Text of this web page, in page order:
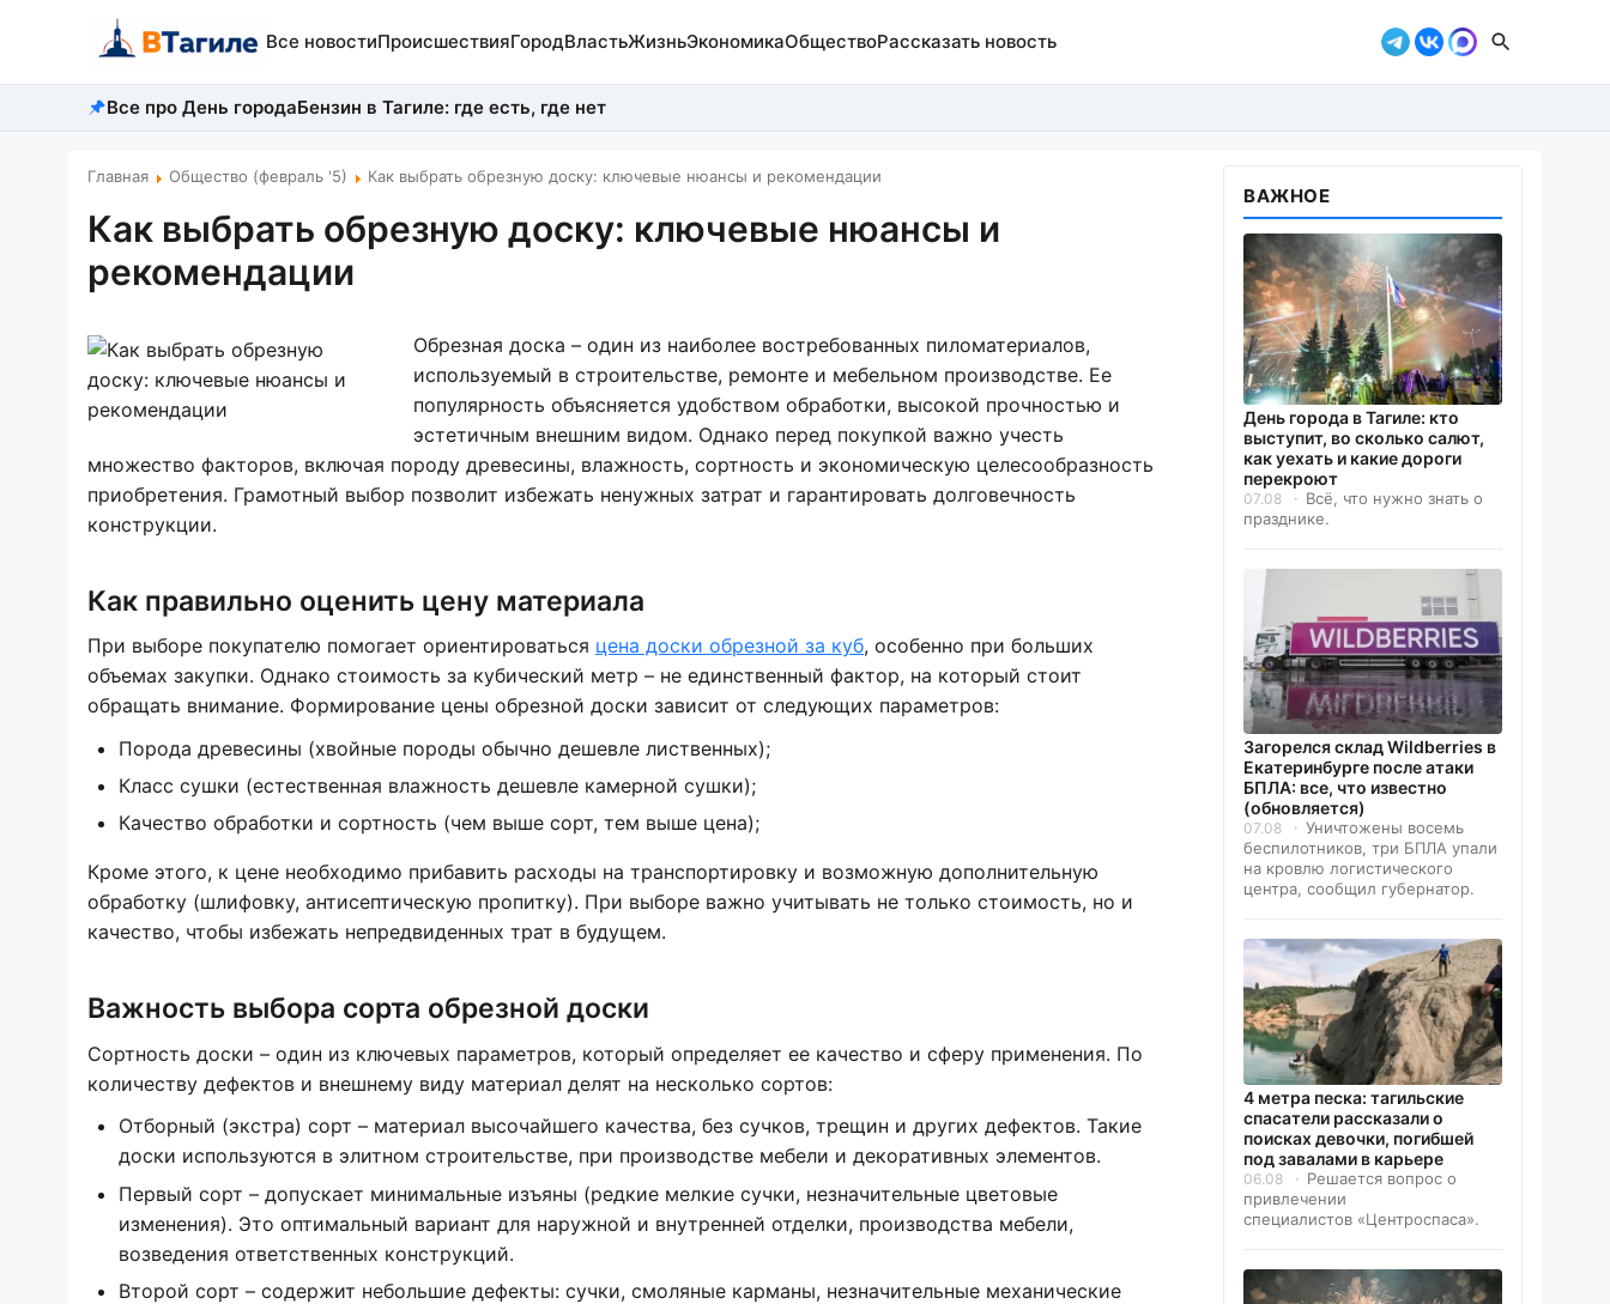
Все новостиПроисшествияГородВластьЖизньЭкономикаОбществоРассказать новость
Все про День городаБензин в Тагиле: где есть, где нет
Главная Общество (февраль '5) Как выбрать обрезную доску: ключевые нюансы и рекомендации
Как выбрать обрезную доску: ключевые нюансы и
рекомендации
Обрезная доска – один из наиболее востребованных пиломатериалов,
используемый в строительстве, ремонте и мебельном производстве. Ее
популярность объясняется удобством обработки, высокой прочностью и
эстетичным внешним видом. Однако перед покупкой важно учесть
множество факторов, включая породу древесины, влажность, сортность и экономическую целесообразность
приобретения. Грамотный выбор позволит избежать ненужных затрат и гарантировать долговечность
конструкции.
Как правильно оценить цену материала
При выборе покупателю помогает ориентироваться цена доски обрезной за куб, особенно при больших
объемах закупки. Однако стоимость за кубический метр – не единственный фактор, на который стоит
обращать внимание. Формирование цены обрезной доски зависит от следующих параметров:
Порода древесины (хвойные породы обычно дешевле лиственных);
Класс сушки (естественная влажность дешевле камерной сушки);
Качество обработки и сортность (чем выше сорт, тем выше цена);
Кроме этого, к цене необходимо прибавить расходы на транспортировку и возможную дополнительную
обработку (шлифовку, антисептическую пропитку). При выборе важно учитывать не только стоимость, но и
качество, чтобы избежать непредвиденных трат в будущем.
Важность выбора сорта обрезной доски
Сортность доски – один из ключевых параметров, который определяет ее качество и сферу применения. По
количеству дефектов и внешнему виду материал делят на несколько сортов:
Отборный (экстра) сорт – материал высочайшего качества, без сучков, трещин и других дефектов. Такие
доски используются в элитном строительстве, при производстве мебели и декоративных элементов.
Первый сорт – допускает минимальные изъяны (редкие мелкие сучки, незначительные цветовые
изменения). Это оптимальный вариант для наружной и внутренней отделки, производства мебели,
возведения ответственных конструкций.
Второй сорт – содержит небольшие дефекты: сучки, смоляные карманы, незначительные механические
ВАЖНОЕ
День города в Тагиле: кто
выступит, во сколько салют,
как уехать и какие дороги
перекроют
07.08
Всё, что нужно знать о
празднике.
Загорелся склад Wildberries в
Екатеринбурге после атаки
БПЛА: все, что известно
(обновляется)
07.08
Уничтожены восемь
беспилотников, три БПЛА упали
на кровлю логистического
центра, сообщил губернатор.
4 метра песка: тагильские
спасатели рассказали о
поисках девочки, погибшей
под завалами в карьере
06.08
Решается вопрос о
привлечении
специалистов «Центроспаса».